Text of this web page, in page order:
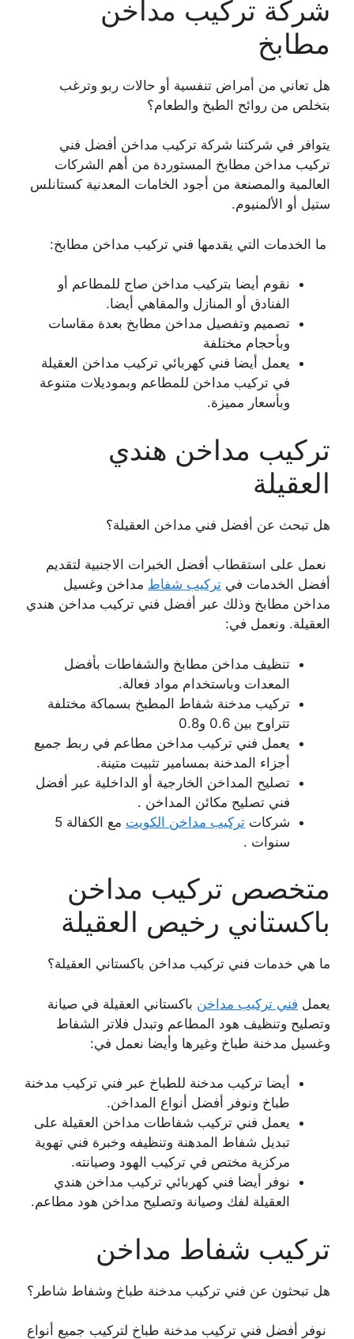
شركة تركيب مداخن
مطابخ
هل تعاني من أمراض تنفسية أو حالات ربو وترغب
بتخلص من روائح الطبخ والطعام؟
يتوافر في شركتنا شركة تركيب مداخن أفضل فني
تركيب مداخن مطابخ المستوردة من أهم الشركات
العالمية والمصنعة من أجود الخامات المعدنية كستانلس
ستيل أو الألمنيوم.
ما الخدمات التي يقدمها فني تركيب مداخن مطابخ:
نقوم أيضا بتركيب مداخن صاج للمطاعم أو
الفنادق أو المنازل والمقاهي أيضا.
تصميم وتفصيل مداخن مطابخ بعدة مقاسات
وبأحجام مختلفة
يعمل أيضا فني كهربائي تركيب مداخن العقيلة
في تركيب مداخن للمطاعم وبموديلات متنوعة
وبأسعار مميزة.
تركيب مداخن هندي
العقيلة
هل تبحث عن أفضل فني مداخن العقيلة؟
نعمل على استقطاب أفضل الخبرات الاجنبية لتقديم
أفضل الخدمات في تركيب شفاط مداخن وغسيل
مداخن مطابخ وذلك عبر أفضل فني تركيب مداخن هندي
العقيلة. ونعمل في:
تنظيف مداخن مطابخ والشفاطات بأفضل
المعدات وباستخدام مواد فعالة.
تركيب مدخنة شفاط المطبخ بسماكة مختلفة
تتراوح بين 0.6 و0.8
يعمل فني تركيب مداخن مطاعم في ربط جميع
أجزاء المدخنة بمسامير تثبيت متينة.
تصليح المداخن الخارجية أو الداخلية عبر أفضل
فني تصليح مكائن المداخن .
شركات تركيب مداخن الكويت
مع الكفالة 5
سنوات .
متخصص تركيب مداخن
باكستاني رخيص العقيلة
ما هي خدمات فني تركيب مداخن باكستاني العقيلة؟
يعمل فني تركيب مداخن باكستاني العقيلة في صيانة
وتصليح وتنظيف هود المطاعم وتبدل فلاتر الشفاط
وغسيل مدخنة طباخ وغيرها وأيضا نعمل في:
أيضا تركيب مدخنة للطباخ عبر فني تركيب مدخنة
طباخ ونوفر أفضل أنواع المداخن.
يعمل فني تركيب شفاطات مداخن العقيلة على
تبديل شفاط المدهنة وتنظيفه وخبرة فني تهوية
مركزية مختص في تركيب الهود وصيانته.
نوفر أيضا فني كهربائي تركيب مداخن هندي
العقيلة لفك وصيانة وتصليح مداخن هود مطاعم.
تركيب شفاط مداخن
هل تبحثون عن فني تركيب مدخنة طباخ وشفاط شاطر؟
نوفر أفضل فني تركيب مدخنة طباخ لتركيب جميع أنواع